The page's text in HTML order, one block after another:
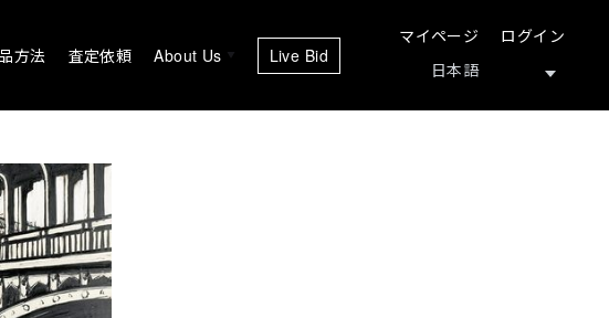
方法 査定依頼 About Us Live Bid
マイページ ログイン